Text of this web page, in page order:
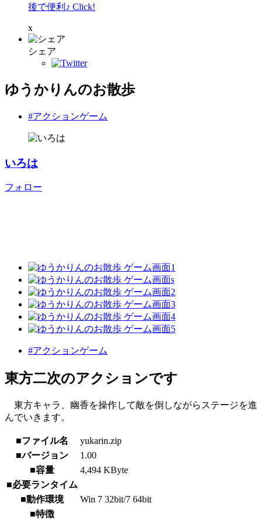
後で便利♪ Click!
x
シェア
ゆうかりんのお散歩
#アクションゲーム
いろは
フォロー
#アクションゲーム
東方二次のアクションです
東方キャラ、幽香を操作して敵を倒しながらステージを進
んでいきます。
■ファイル名
yukarin.zip
■バージョン
1.00
■容量
4,494 KByte
■必要ランタイム
■動作環境
Win 7 32bit/7 64bit
■特徴